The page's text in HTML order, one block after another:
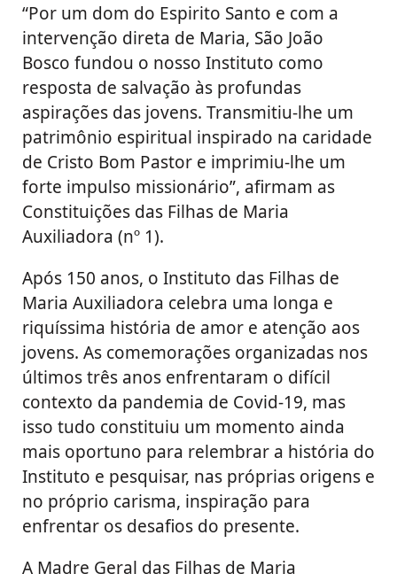
“Por um dom do Espirito Santo e com a
intervenção direta de Maria, São João
Bosco fundou o nosso Instituto como
resposta de salvação às profundas
aspirações das jovens. Transmitiu-lhe um
patrimônio espiritual inspirado na caridade
de Cristo Bom Pastor e imprimiu-lhe um
forte impulso missionário”, afirmam as
Constituições das Filhas de Maria
Auxiliadora (nº 1).
Após ​​150 anos, o Instituto das Filhas de
Maria Auxiliadora celebra uma longa e
riquíssima história de amor e atenção aos
jovens. As comemorações organizadas nos
últimos três anos enfrentaram o difícil
contexto da pandemia de Covid-19, mas
isso tudo constituiu um momento ainda
mais oportuno para relembrar a história do
Instituto e pesquisar, nas próprias origens e
no próprio carisma, inspiração para
enfrentar os desafios do presente.
A Madre Geral das Filhas de Maria